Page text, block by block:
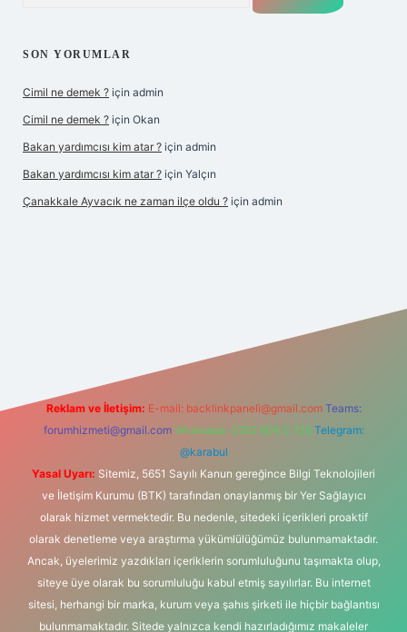
SON YORUMLAR
Cimil ne demek ? için admin
Cimil ne demek ? için Okan
Bakan yardımcısı kim atar ? için admin
Bakan yardımcısı kim atar ? için Yalçın
Çanakkale Ayvacık ne zaman ilçe oldu ? için admin
Reklam ve İletişim: E-mail: backlinkpaneli@gmail.com Teams:
forumhizmeti@gmail.com Whatsapp: 0262 606 0 726 Telegram:
@karabul
Yasal Uyarı: Sitemiz, 5651 Sayılı Kanun gereğince Bilgi Teknolojileri
ve İletişim Kurumu (BTK) tarafından onaylanmış bir Yer Sağlayıcı
olarak hizmet vermektedir. Bu nedenle, sitedeki içerikleri proaktif
olarak denetleme veya araştırma yükümlülüğümüz bulunmamaktadır.
Ancak, üyelerimiz yazdıkları içeriklerin sorumluluğunu taşımakta olup,
siteye üye olarak bu sorumluluğu kabul etmiş sayılırlar. Bu internet
sitesi, herhangi bir marka, kurum veya şahıs şirketi ile hiçbir bağlantısı
bulunmamaktadır. Sitede yalnızca kendi hazırladığımız makaleler